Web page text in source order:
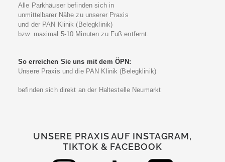
Alle Parkhäuser befinden sich in
unmittelbarer Nähe zu unserer Praxis
und der PAN Klinik (Belegklinik)
bzw. maximal 5-10 Minuten zu Fuß entfernt.
So erreichen Sie uns mit dem ÖPN:
Unsere Praxis und die PAN Klinik (Belegklinik)
befinden sich direkt an der Haltestelle Neumarkt
UNSERE PRAXIS AUF INSTAGRAM,
TIKTOK & FACEBOOK